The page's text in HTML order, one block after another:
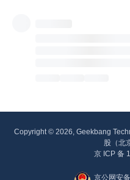
Copyright © 2026, Geekbang
股（北
京 ICP 备
京公网安